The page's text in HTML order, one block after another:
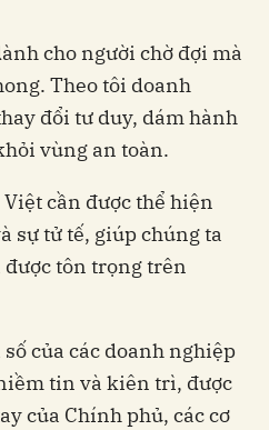
cho người chờ đợi mà
Theo tôi doanh
đổi tư duy, dám hành
vùng an toàn.
cần được thể hiện
sự tử tế, giúp chúng ta
tôn trọng trên
của các doanh nghiệp
tin và kiên trì, được
của Chính phủ, các cơ